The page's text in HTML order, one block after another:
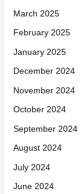
March 2025
February 2025
January 2025
December 2024
November 2024
October 2024
September 2024
August 2024
July 2024
June 2024